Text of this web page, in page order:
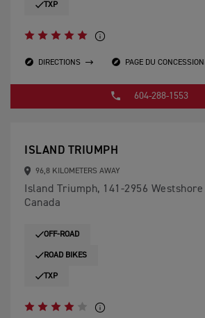
TXP
DIRECTIONS PAGE DU
604-288-1553
ISLAND TRIUMPH
96,8 KILOMETERS AWAY
Island Triumph, 141-2956
Canada
OFF-ROAD
ROAD BIKES
TXP